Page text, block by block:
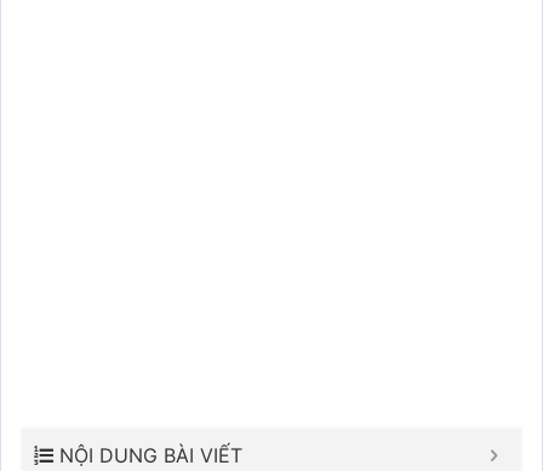
NỘI DUNG BÀI VIẾT